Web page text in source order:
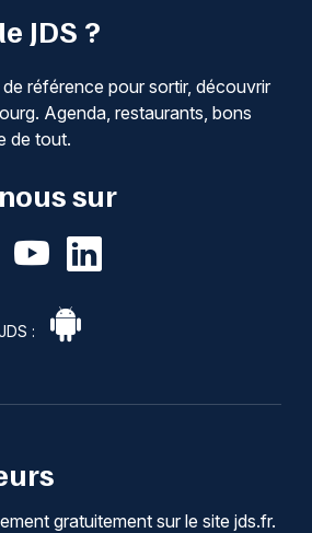
JDS ?
référence pour sortir, découvrir
Agenda, restaurants, bons
de tout.
sur
:
gratuitement sur le site jds.fr.